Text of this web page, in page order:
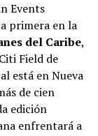
Events
primera en la
del Caribe,
Field de
está en Nueva
de cien
edición
enfrentará a